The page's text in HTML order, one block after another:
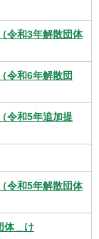
令和3年解散団体
令和6年解散団
令和5年追加提
令和5年解散団体
体＿け